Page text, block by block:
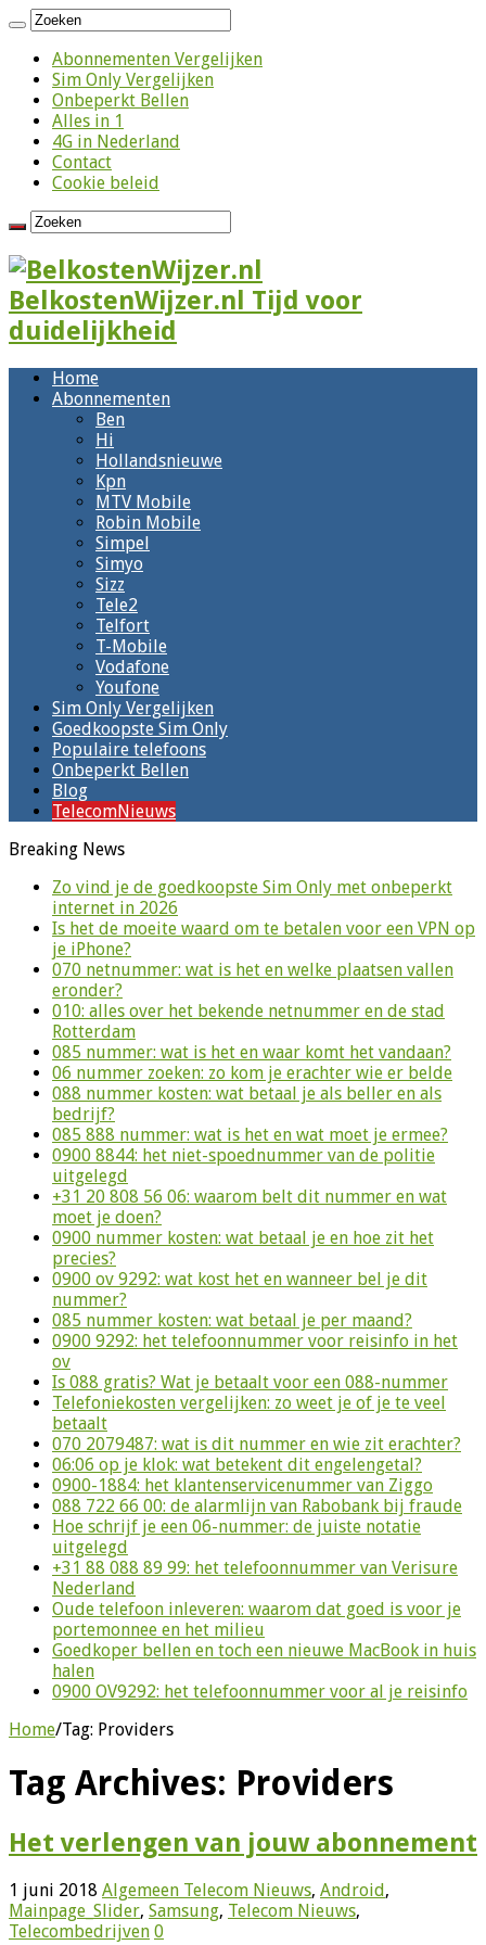
Abonnementen Vergelijken
Sim Only Vergelijken
Onbeperkt Bellen
Alles in 1
4G in Nederland
Contact
Cookie beleid
BelkostenWijzer.nl Tijd voor
duidelijkheid
Home
Abonnementen
Ben
Hi
Hollandsnieuwe
Kpn
MTV Mobile
Robin Mobile
Simpel
Simyo
Sizz
Tele2
Telfort
T-Mobile
Vodafone
Youfone
Sim Only Vergelijken
Goedkoopste Sim Only
Populaire telefoons
Onbeperkt Bellen
Blog
TelecomNieuws
Breaking News
Zo vind je de goedkoopste Sim Only met onbeperkt
internet in 2026
Is het de moeite waard om te betalen voor een VPN op
je iPhone?
070 netnummer: wat is het en welke plaatsen vallen
eronder?
010: alles over het bekende netnummer en de stad
Rotterdam
085 nummer: wat is het en waar komt het vandaan?
06 nummer zoeken: zo kom je erachter wie er belde
088 nummer kosten: wat betaal je als beller en als
bedrijf?
085 888 nummer: wat is het en wat moet je ermee?
0900 8844: het niet-spoednummer van de politie
uitgelegd
+31 20 808 56 06: waarom belt dit nummer en wat
moet je doen?
0900 nummer kosten: wat betaal je en hoe zit het
precies?
0900 ov 9292: wat kost het en wanneer bel je dit
nummer?
085 nummer kosten: wat betaal je per maand?
0900 9292: het telefoonnummer voor reisinfo in het
ov
Is 088 gratis? Wat je betaalt voor een 088-nummer
Telefoniekosten vergelijken: zo weet je of je te veel
betaalt
070 2079487: wat is dit nummer en wie zit erachter?
06:06 op je klok: wat betekent dit engelengetal?
0900-1884: het klantenservicenummer van Ziggo
088 722 66 00: de alarmlijn van Rabobank bij fraude
Hoe schrijf je een 06-nummer: de juiste notatie
uitgelegd
+31 88 088 89 99: het telefoonnummer van Verisure
Nederland
Oude telefoon inleveren: waarom dat goed is voor je
portemonnee en het milieu
Goedkoper bellen en toch een nieuwe MacBook in huis
halen
0900 OV9292: het telefoonnummer voor al je reisinfo
Home/Tag: Providers
Tag Archives: Providers
Het verlengen van jouw abonnement
1 juni 2018 Algemeen Telecom Nieuws, Android,
Mainpage_Slider, Samsung, Telecom Nieuws,
Telecombedrijven 0